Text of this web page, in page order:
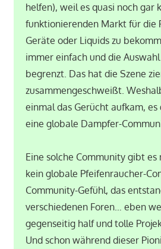
helfen), weil es quasi noch gar
funktionierenden Markt für die
Geräte oder Liquids zu
immer einfach und die
begrenzt. Das hat die Szene
zusammengeschweißt.
einmal das Gerücht aufkam,
eine globale Dampfer-
Eine solche Community gibt es
kein globale Pfeifenraucher-
Community-Gefühl, das
verschiedenen Foren… eben
gegenseitig half und tolle
Und schon während dieser